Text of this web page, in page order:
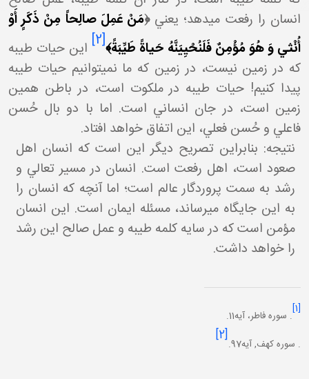
انسان را رفعت مي دهد؛ يعني﴿ مَنْ عَمِلَ صالِحاً مِنْ ذَكَرٍ أَوْ
أُنْثي‏ وَ هُوَ مُؤْمِنٌ فَلَنُحْيِيَنَّهُ حَياةً طَيِّبَةً﴾[2] اين حيات طيبه
که در زمين نيست، در زمين که ما نمي توانيم حيات طيبه
پيدا کنيم! حيات طيبه در ملکوت است، در باطن همين
زمين است، در جان انساني است. اما با دو بال حُسن
فاعلي و حُسن فعلي، اين اتفاق خواهد افتاد.
نتیجه: بنابراين تصريح ديگر اين است که انسان اهل
صعود است، اهل رفعت است. انسان در مسير تعالي و
رشد به سمت پروردگار عالم است؛ اما آنچه که انسان را
به اين جايگاه مي رساند، مسئله ايمان است. اين انسان
مؤمن است که در سايه کلمه طيبه و عمل صالح اين رشد
را خواهد داشت.
. سوره فاطر، آيه11.
[2] . سوره کهف, آيه97.